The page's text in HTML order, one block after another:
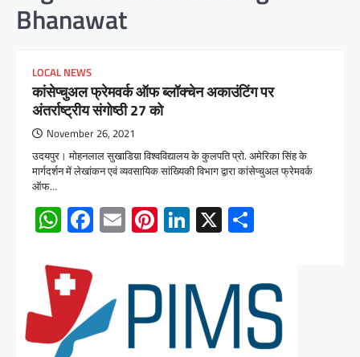
Bhanawat
LOCAL NEWS
कांसेप्चुअल फ्रेमवर्क ऑफ ब्लॉक्चेन अकाउंटिंग पर
अंतर्राष्ट्रीय संगोष्ठी 27 को
November 26, 2021
उदयपुर। मोहनलाल सुखाडिय़ा विश्वविद्यालय के कुलपति प्रो. अमेरिका सिंह के
मार्गदर्शन में लेखांकन एवं व्यवसायिक सांख्यिकी विभाग द्वारा कांसेप्चुअल फ्रेमवर्क
ऑफ…
WhatsApp
Facebook
EmailPinterest
LinkedIn
X